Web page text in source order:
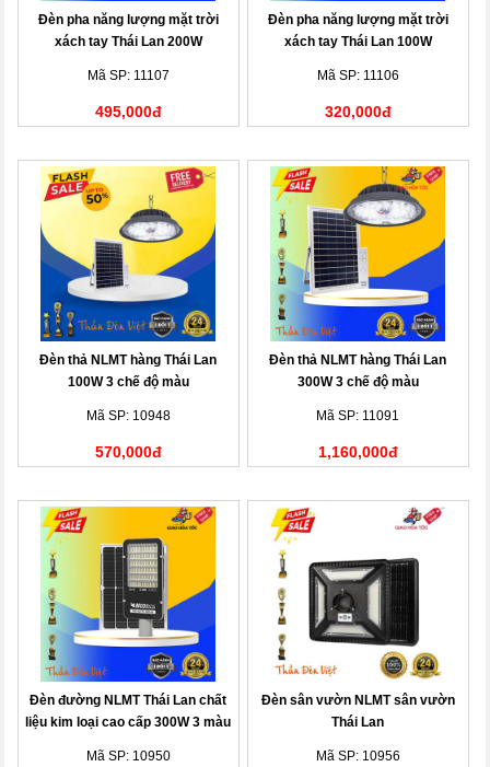
Đèn pha năng lượng mặt trời
xách tay Thái Lan 200W
Mã SP: 11107
495,000đ
Đèn pha năng lượng mặt trời
xách tay Thái Lan 100W
Mã SP: 11106
320,000đ
Đèn thả NLMT hàng Thái Lan
100W 3 chế độ màu
Mã SP: 10948
570,000đ
Đèn thả NLMT hàng Thái Lan
300W 3 chế độ màu
Mã SP: 11091
1,160,000đ
Đèn đường NLMT Thái Lan chất
liệu kim loại cao cấp 300W 3 màu
Mã SP: 10950
Đèn sân vườn NLMT sân vườn
Thái Lan
Mã SP: 10956